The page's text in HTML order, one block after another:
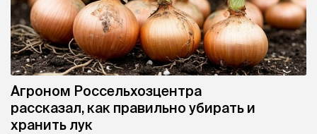
Агроном Россельхозцентра
рассказал, как правильно убирать и
хранить лук